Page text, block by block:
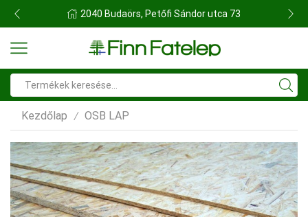
FINN FATELEP BUDAÖRS
input
Kezdőlap / OSB LAP